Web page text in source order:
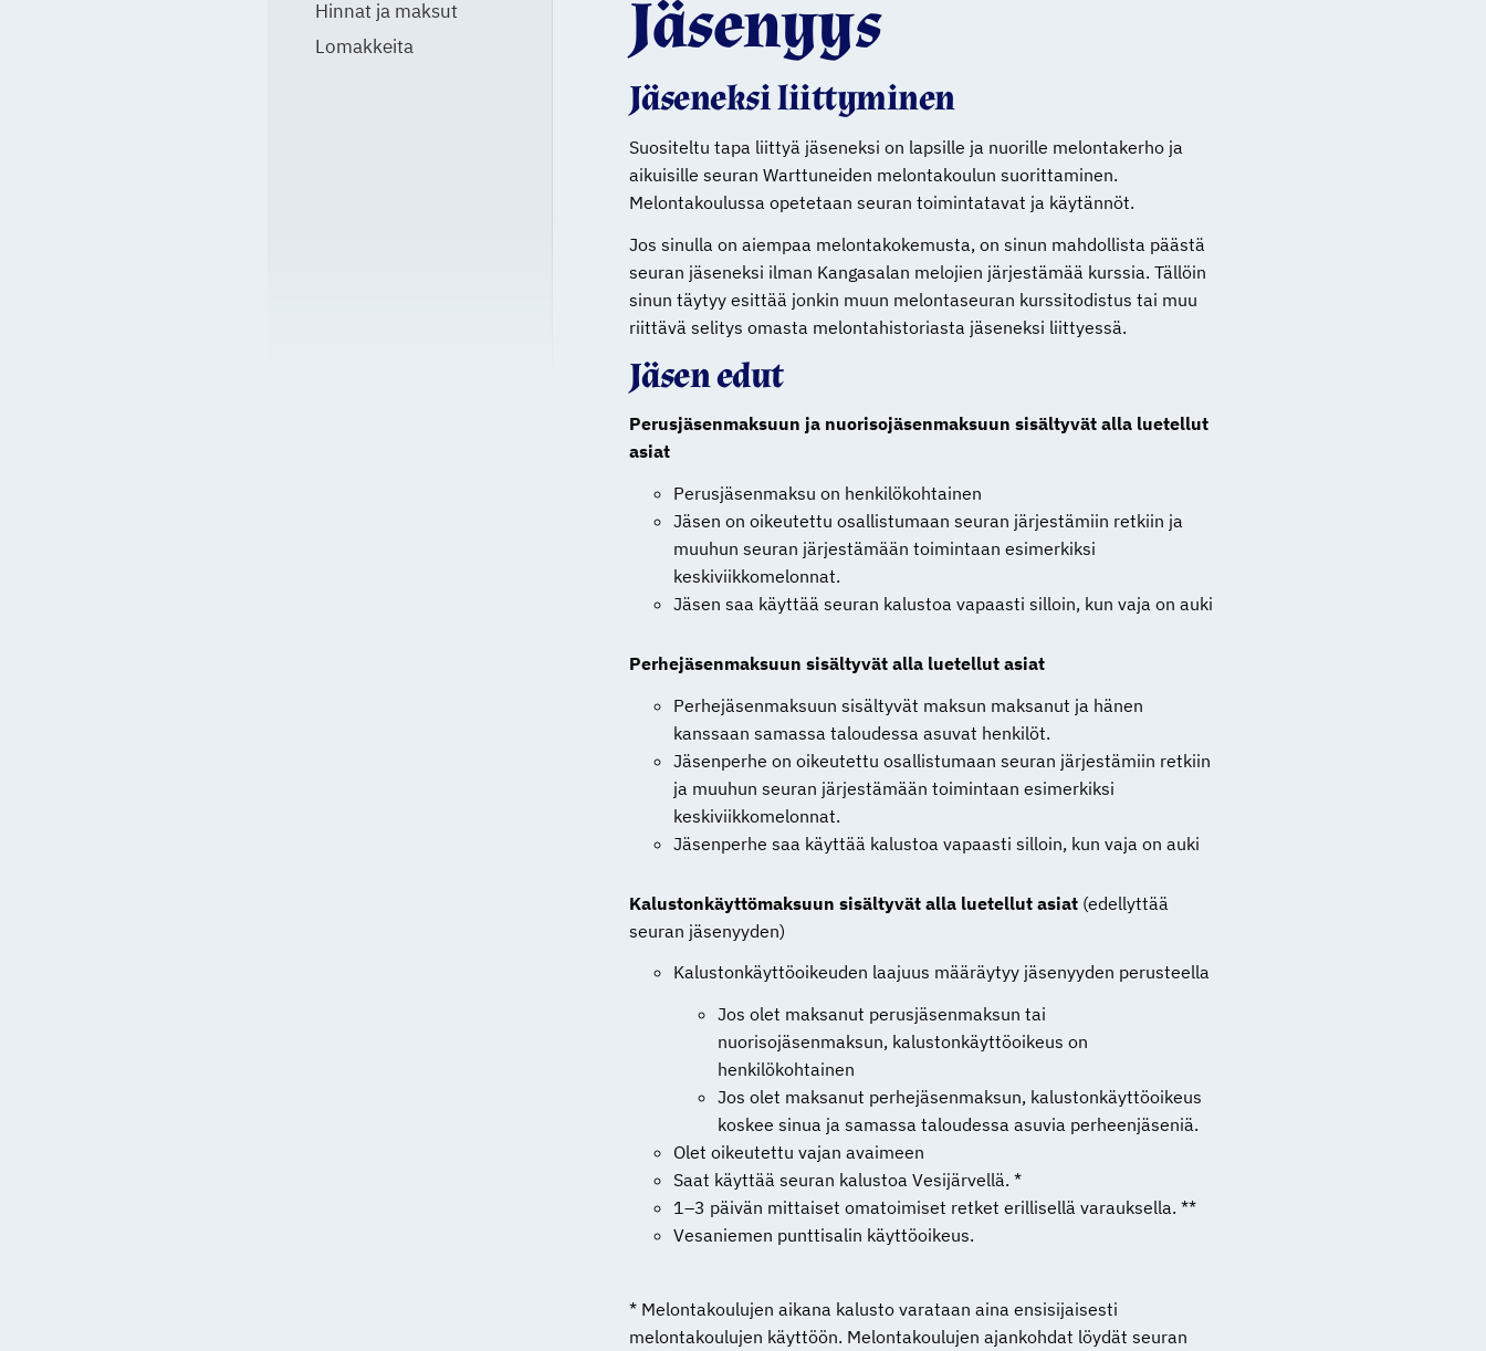
Hinnat ja maksut
Lomakkeita
Jäsenyys
Jäseneksi liittyminen
Suositeltu tapa liittyä jäseneksi on lapsille ja nuorille melontakerho ja
aikuisille seuran Warttuneiden melontakoulun suorittaminen.
Melontakoulussa opetetaan seuran toimintatavat ja käytännöt.
Jos sinulla on aiempaa melontakokemusta, on sinun mahdollista päästä
seuran jäseneksi ilman Kangasalan melojien järjestämää kurssia. Tällöin
sinun täytyy esittää jonkin muun melontaseuran kurssitodistus tai muu
riittävä selitys omasta melontahistoriasta jäseneksi liittyessä.
Jäsen edut
Perusjäsenmaksuun ja nuorisojäsenmaksuun sisältyvät alla luetellut
asiat
Perusjäsenmaksu on henkilökohtainen
Jäsen on oikeutettu osallistumaan seuran järjestämiin retkiin ja
muuhun seuran järjestämään toimintaan esimerkiksi
keskiviikkomelonnat.
Jäsen saa käyttää seuran kalustoa vapaasti silloin, kun vaja on auki
Perhejäsenmaksuun sisältyvät alla luetellut asiat
Perhejäsenmaksuun sisältyvät maksun maksanut ja hänen
kanssaan samassa taloudessa asuvat henkilöt.
Jäsenperhe on oikeutettu osallistumaan seuran järjestämiin retkiin
ja muuhun seuran järjestämään toimintaan esimerkiksi
keskiviikkomelonnat.
Jäsenperhe saa käyttää kalustoa vapaasti silloin, kun vaja on auki
Kalustonkäyttömaksuun sisältyvät alla luetellut asiat(edellyttää
seuran jäsenyyden)
Kalustonkäyttöoikeuden laajuus määräytyy jäsenyyden perusteella
Jos olet maksanut perusjäsenmaksun tai
nuorisojäsenmaksun, kalustonkäyttöoikeus on
henkilökohtainen
Jos olet maksanut perhejäsenmaksun, kalustonkäyttöoikeus
koskee sinua ja samassa taloudessa asuvia perheenjäseniä.
Olet oikeutettu vajan avaimeen
Saat käyttää seuran kalustoa Vesijärvellä. *
1–3 päivän mittaiset omatoimiset retket erillisellä varauksella. **
Vesaniemen punttisalin käyttöoikeus.
* Melontakoulujen aikana kalusto varataan aina ensisijaisesti
melontakoulujen käyttöön. Melontakoulujen ajankohdat löydät seuran